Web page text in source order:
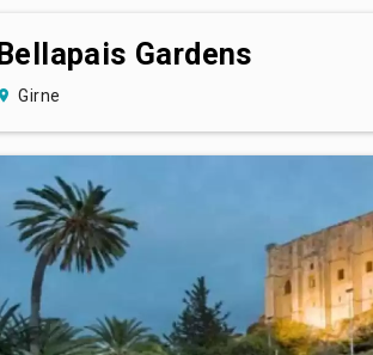
Bellapais Gardens
Girne